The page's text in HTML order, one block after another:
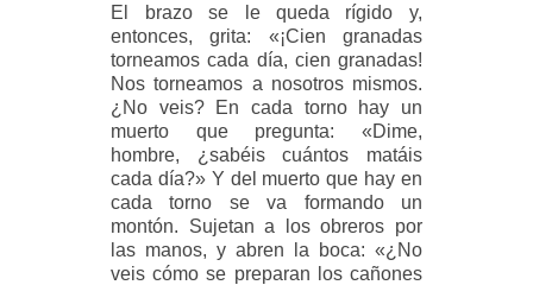
El brazo se le queda rígido y,
entonces, grita: «¡Cien granadas
torneamos cada día, cien granadas!
Nos torneamos a nosotros mismos.
¿No veis? En cada torno hay un
muerto que pregunta: «Dime,
hombre, ¿sabéis cuántos matáis
cada día?» Y del muerto que hay en
cada torno se va formando un
montón. Sujetan a los obreros por
las manos, y abren la boca: «¿No
veis cómo se preparan los cañones